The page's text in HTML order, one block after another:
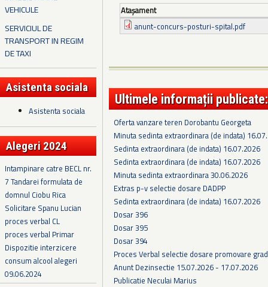
VEHICULE
SERVICIUL DE
TRANSPORT IN REGIM
DE TAXI
Asistenta sociala
Asistenta sociala
Alegeri 2024
Intampinare catre BECL nr.
7 Tandarei formulata de
domnul Ciobu Rica
Solicitare Spanu Lucian
proces verbal CL
proces verbal Primar
Dispozitie interzicere
consum alcool alegeri
09.06.2024
Ataşament
anunt-concurs-posturi-spital.pdf
Ultimele informații publicate:
Oferta vanzare teren Dorobantu Georgeta
Minuta sedinta extraordinara (de indata)
Sedinta extraordinara (de indata) 16.07.2026
Sedinta extraordinara (de indata) 16.07.2026
Minuta sedinta extraordinara 30.06.2026
Extras p-v selectie dosare DADPP
Sedinta extraordinara (de indata) 16.07.2026
Dosar 396
Dosar 395
Dosar 394
Proces Verbal selectie dosare promovare
Anunt Dezinsectie 15.07.2026 - 17.07.2026
Publicatie Neculai Marius